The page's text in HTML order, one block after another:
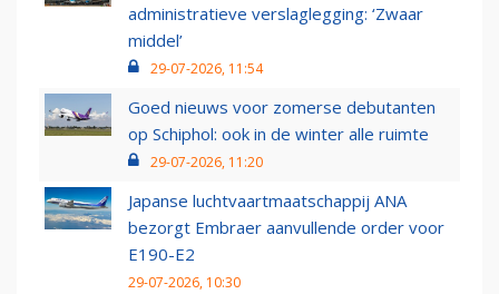
administratieve verslaglegging: ‘Zwaar
middel’
29-07-2026, 11:54
Goed nieuws voor zomerse debutanten
op Schiphol: ook in de winter alle ruimte
29-07-2026, 11:20
Japanse luchtvaartmaatschappij ANA
bezorgt Embraer aanvullende order voor
E190-E2
29-07-2026, 10:30